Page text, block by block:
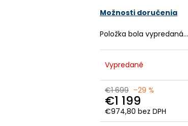
Možnosti doručenia
Položka bola vypredaná…
Vypredané
€1 699 –29 %
€1 199
€974,80 bez DPH
Jednotková
M